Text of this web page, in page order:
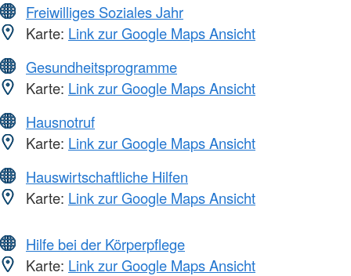
Freiwilliges Soziales Jahr
Karte: Link zur Google Maps Ansicht
Gesundheitsprogramme
Karte: Link zur Google Maps Ansicht
Hausnotruf
Karte: Link zur Google Maps Ansicht
Hauswirtschaftliche Hilfen
Karte: Link zur Google Maps Ansicht
Hilfe bei der Körperpflege
Karte: Link zur Google Maps Ansicht